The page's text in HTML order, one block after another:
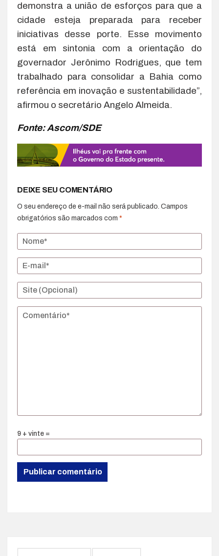
demonstra a união de esforços para que a
cidade esteja preparada para receber
iniciativas desse porte. Esse movimento
está em sintonia com a orientação do
governador Jerônimo Rodrigues, que tem
trabalhado para consolidar a Bahia como
referência em inovação e sustentabilidade”,
afirmou o secretário Angelo Almeida.
Fonte: Ascom/SDE
DEIXE SEU COMENTÁRIO
O seu endereço de e-mail não será publicado. Campos
obrigatórios são marcados com *
9 + vinte =